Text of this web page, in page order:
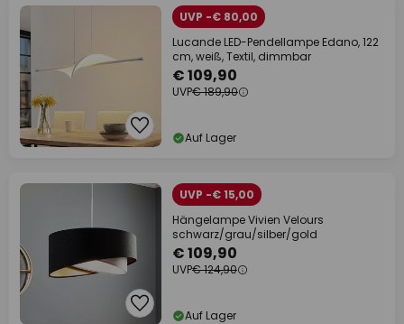
UVP -€ 80,00
Lucande LED-Pendellampe Edano, 122
cm, weiß, Textil, dimmbar
€ 109,90
UVP€ 189,90
Auf Lager
UVP -€ 15,00
Hängelampe Vivien Velours
schwarz/grau/silber/gold
€ 109,90
UVP€ 124,90
Auf Lager